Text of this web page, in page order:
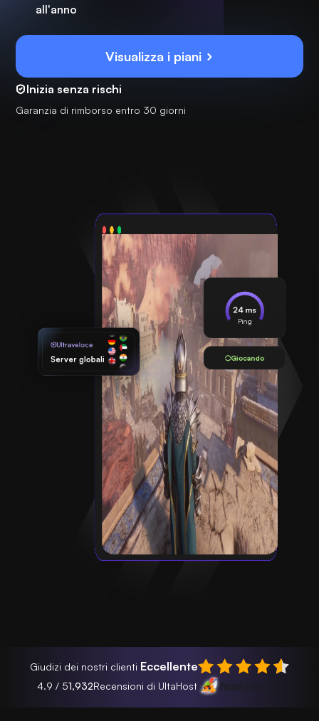
all'anno
Visualizza i piani
Inizia senza rischi
Garanzia di rimborso entro 30 giorni
Ultraveloce
Server globali
24 ms
Ping
Giocando
Giudizi dei nostri clienti Eccellente
4.9 / 51,932Recensioni di UltaHost